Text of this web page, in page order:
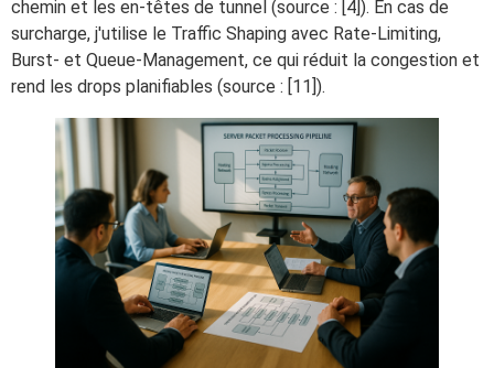
chemin et les en-têtes de tunnel (source : [4]). En cas de
surcharge, j'utilise le Traffic Shaping avec Rate-Limiting,
Burst- et Queue-Management, ce qui réduit la congestion et
rend les drops planifiables (source : [11]).